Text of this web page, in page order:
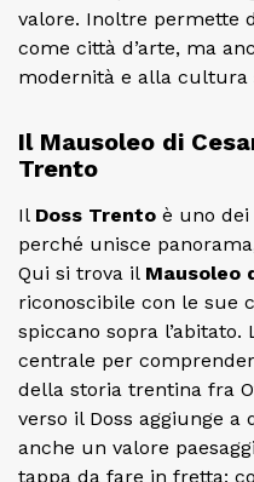
valore. Inoltre permette
come città d’arte, ma
modernità e alla cultura
Il Mausoleo di
Trento
Il Doss Trento è uno
perché unisce
Qui si trova il Mausoleo
riconoscibile con le sue
spiccano sopra
centrale per
della storia trentina fra
verso il Doss aggiunge
anche un valore
tappa da fare in fretta: